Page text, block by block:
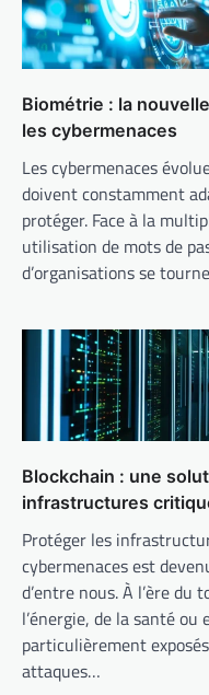
Biométrie : la
les cybermenaces
Les cybermenaces
doivent constamment
protéger. Face à la
utilisation de mots de
d’organisations se
Blockchain : une
infrastructures
Protéger les
cybermenaces est
d’entre nous. À l’ère du
l’énergie, de la santé
particulièrement
attaques…